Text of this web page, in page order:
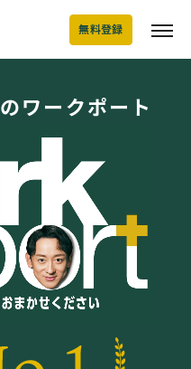
無料登録
のワークポート